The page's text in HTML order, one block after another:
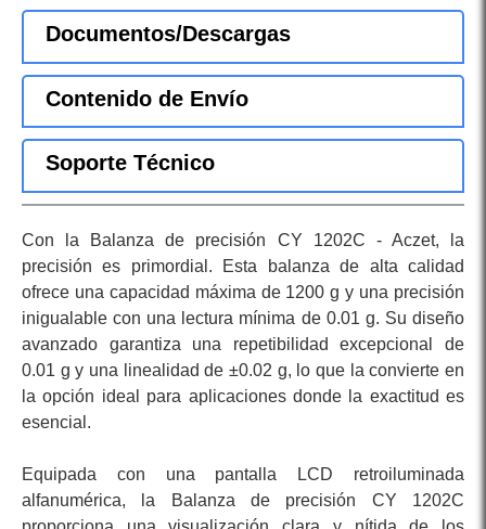
Documentos/Descargas
Contenido de Envío
Soporte Técnico
Con la Balanza de precisión CY 1202C - Aczet, la
precisión es primordial. Esta balanza de alta calidad
ofrece una capacidad máxima de 1200 g y una precisión
inigualable con una lectura mínima de 0.01 g. Su diseño
avanzado garantiza una repetibilidad excepcional de
0.01 g y una linealidad de ±0.02 g, lo que la convierte en
la opción ideal para aplicaciones donde la exactitud es
esencial.
Equipada con una pantalla LCD retroiluminada
alfanumérica, la Balanza de precisión CY 1202C